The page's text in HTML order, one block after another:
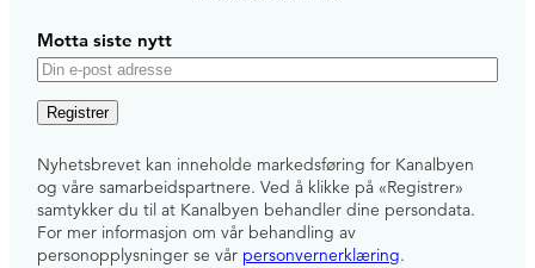
Motta siste nytt
E
-
o
s
t
Nyhetsbrevet kan inneholde markedsføring for Kanalbyen
og våre samarbeidspartnere. Ved å klikke på «Registrer»
samtykker du til at Kanalbyen behandler dine persondata.
For mer informasjon om vår behandling av
personopplysninger se vår personvernerklæring.